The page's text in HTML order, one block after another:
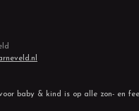
baby & kind is op alle zon- en